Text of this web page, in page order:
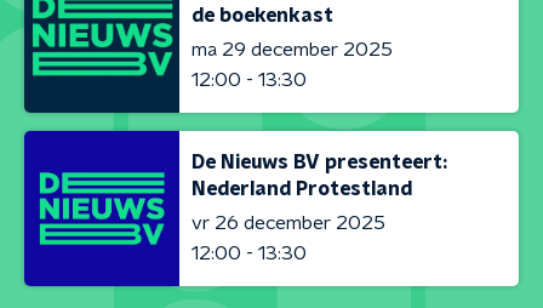
de boekenkast
ma 29 december 2025
12:00 - 13:30
De Nieuws BV presenteert:
Nederland Protestland
vr 26 december 2025
12:00 - 13:30